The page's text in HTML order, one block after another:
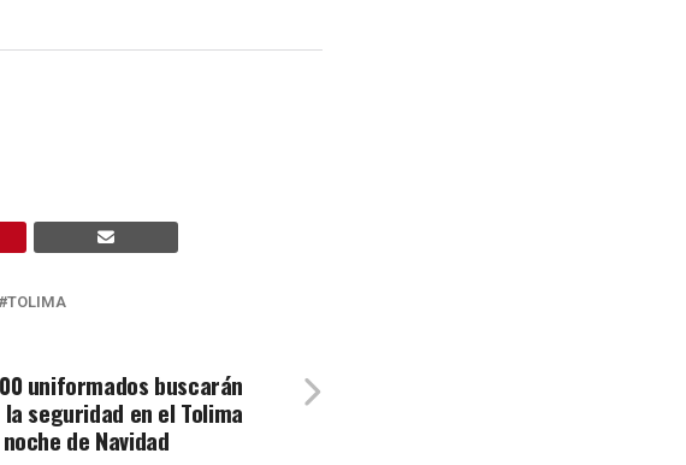
TOLIMA
uniformados buscarán
seguridad en el Tolima
de Navidad